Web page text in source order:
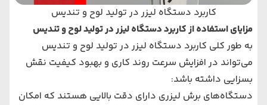
کاربرد دستگاه لیزر در تولید لوح و تندیس
مزایای استفاده از کاربرد دستگاه لیزر در تولید لوح و تندیس
به طور کلی کاربرد دستگاه لیزر در تولید لوح و تندیس
می‌تواند در افزایش سرعت روند کاری و بهبود کیفیت نقش
بسزایی داشته باشد:
دستگاه‌های برش لیزری دارای دقت بالایی هستند که امکان